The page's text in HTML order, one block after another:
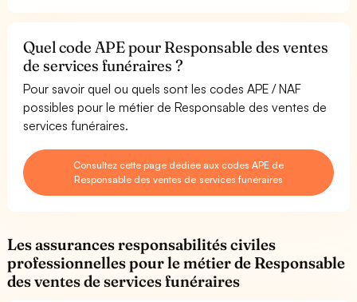
Quel code APE pour Responsable des ventes
de services funéraires ?
Pour savoir quel ou quels sont les codes APE / NAF
possibles pour le métier de Responsable des ventes de
services funéraires.
Consultez cette page dédiée aux codes APE de
Responsable des ventes de services funéraires
Les assurances responsabilités civiles
professionnelles pour le métier de Responsable
des ventes de services funéraires